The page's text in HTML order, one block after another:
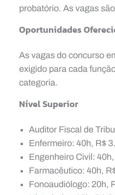
probatório. As vagas
Oportunidades
As vagas do concurso
exigido para cada
categoria.
Nível Superior
Auditor Fiscal de
Enfermeiro: 40h, R$
Engenheiro Civil:
Farmacêutico: 40h,
Fonoaudiólogo: 20h,